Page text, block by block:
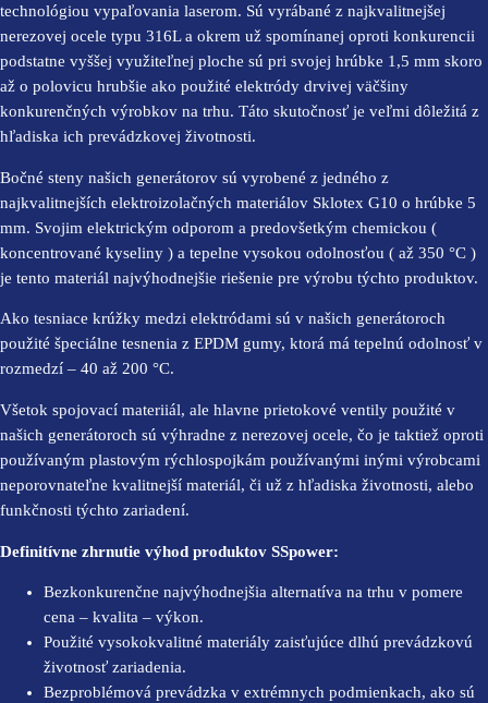
technológiou vypaľovania laserom. Sú vyrábané z najkvalitnejšej
nerezovej ocele typu 316L a okrem už spomínanej oproti konkurencii
podstatne vyššej využiteľnej ploche sú pri svojej hrúbke 1,5 mm skoro
až o polovicu hrubšie ako použité elektródy drvivej väčšiny
konkurenčných výrobkov na trhu. Táto skutočnosť je veľmi dôležitá z
hľadiska ich prevádzkovej životnosti.
Bočné steny našich generátorov sú vyrobené z jedného z
najkvalitnejších elektroizolačných materiálov Sklotex G10 o hrúbke 5
mm. Svojim elektrickým odporom a predovšetkým chemickou (
koncentrované kyseliny ) a tepelne vysokou odolnosťou ( až 350 °C )
je tento materiál najvýhodnejšie riešenie pre výrobu týchto produktov.
Ako tesniace krúžky medzi elektródami sú v našich generátoroch
použité špeciálne tesnenia z EPDM gumy, ktorá má tepelnú odolnosť v
rozmedzí – 40 až 200 °C.
Všetok spojovací materiiál, ale hlavne prietokové ventily použité v
našich generátoroch sú výhradne z nerezovej ocele, čo je taktiež oproti
používaným plastovým rýchlospojkám používanými inými výrobcami
neporovnateľne kvalitnejší materiál, či už z hľadiska životnosti, alebo
funkčnosti týchto zariadení.
Definitívne zhrnutie výhod produktov SSpower:
Bezkonkurenčne najvýhodnejšia alternatíva na trhu v pomere
cena – kvalita – výkon.
Použité vysokokvalitné materiály zaisťujúce dlhú prevádzkovú
životnosť zariadenia.
Bezproblémová prevádzka v extrémnych podmienkach, ako sú